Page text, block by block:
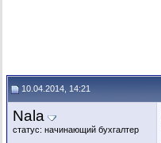
10.04.2014, 14:21
Nala
статус: начинающий бухгалтер